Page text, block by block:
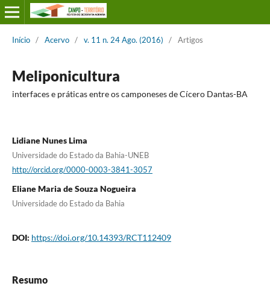
Início / Acervo / v. 11 n. 24 Ago. (2016) / Artigos
Meliponicultura
interfaces e práticas entre os camponeses de Cícero Dantas-BA
Lidiane Nunes Lima
Universidade do Estado da Bahia-UNEB
http://orcid.org/0000-0003-3841-3057
Eliane Maria de Souza Nogueira
Universidade do Estado da Bahia
DOI: https://doi.org/10.14393/RCT112409
Resumo